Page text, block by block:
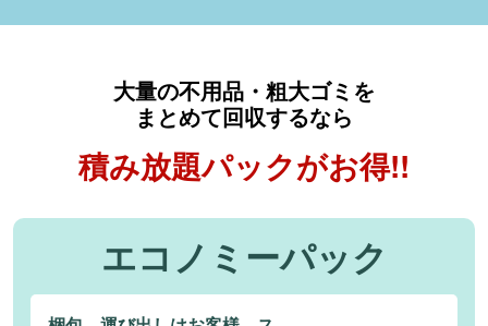
⼤量の不⽤品・粗⼤ゴミを
まとめて回収するなら
積み放題パックがお得!!
エコノミーパック